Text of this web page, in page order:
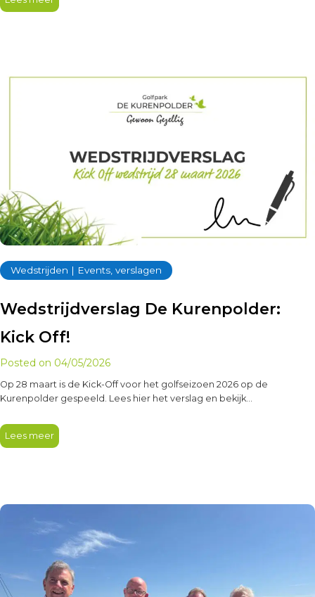
Wedstrijden | Events, verslagen
Wedstrijdverslag De Kurenpolder:
Kick Off!
Posted on 04/05/2026
Op 28 maart is de Kick-Off voor het golfseizoen 2026 op de
Kurenpolder gespeeld. Lees hier het verslag en bekijk…
Lees meer